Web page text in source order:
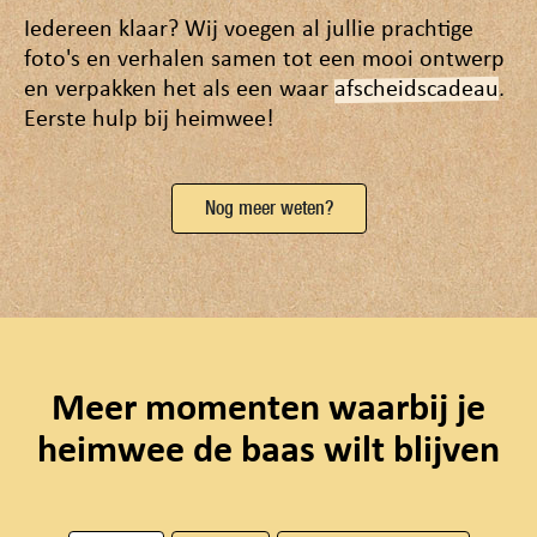
Iedereen klaar? Wij voegen al jullie prachtige
foto's en verhalen samen tot een mooi ontwerp
en verpakken het als een waarafscheidscadeau.
Eerste hulp bij heimwee!
Nog meer weten?
Meer momenten waarbij je
heimwee de baas wilt blijven